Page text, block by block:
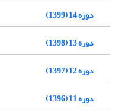
دوره 14 (1399)
دوره 13 (1398)
دوره 12 (1397)
دوره 11 (1396)